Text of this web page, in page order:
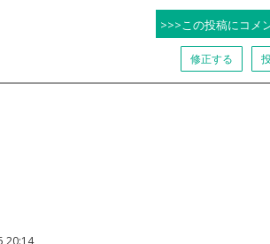
>>>この投稿にコメ
修正する
20:14